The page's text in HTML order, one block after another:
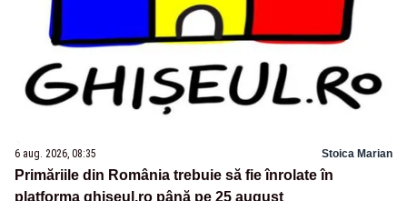
6 aug. 2026, 08:35 Stoica Marian
Primăriile din România trebuie să fie înrolate în
platforma ghiseul.ro până pe 25 august